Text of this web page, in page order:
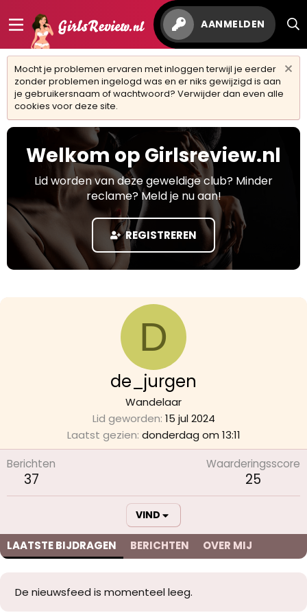
AANMELDEN
Mocht je problemen ervaren met inloggen terwijl je eerder
zonder problemen ingelogd was en er niks gewijzigd is aan
je gebruikersnaam of wachtwoord? Verwijder dan even alle
cookies voor deze site.
Welkom op Girlsreview.nl
Lid worden van deze geweldige club? Minder
reclame? Meld je nu aan!
REGISTREREN
D
de_jurgen
Wandelaar
Lid geworden 15 jul 2024
Laatst gezien donderdag om 13:11
Berichten
37
Waarderingsscore
25
VIND
LAATSTE BIJDRAGEN BERICHTEN OVER MIJ
De nieuwsfeed is momenteel leeg.